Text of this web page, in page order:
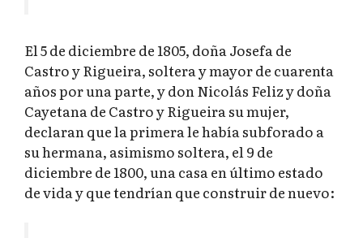
El 5 de diciembre de 1805, doña Josefa de
Castro y Rigueira, soltera y mayor de cuarenta
años por una parte, y don Nicolás Feliz y doña
Cayetana de Castro y Rigueira su mujer,
declaran que la primera le había subforado a
su hermana, asimismo soltera, el 9 de
diciembre de 1800, una casa en último estado
de vida y que tendrían que construir de nuevo: